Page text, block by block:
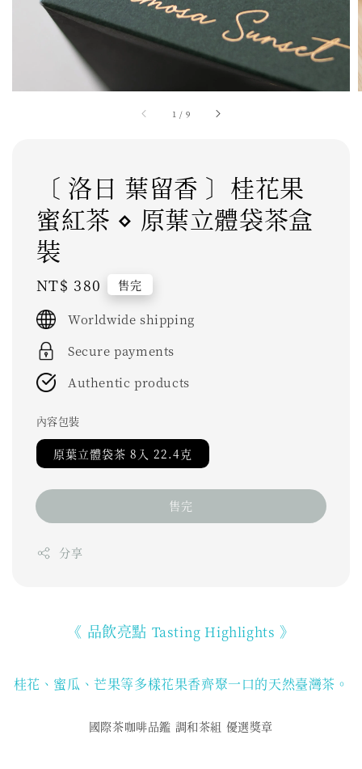
1 / 9
〔 洛日 葉留香 〕桂花果
蜜紅茶 ⋄ 原葉立體袋茶盒
裝
Regular
price
NT$ 380 售完
Worldwide shipping
Secure payments
Authentic products
內容包裝
原葉立體袋茶 8入 22.4克
售完
分享
《 品飲亮點 Tasting Highlights 》
桂花、蜜瓜、芒果等多樣花果香齊聚一口的天然臺灣茶。
國際茶咖啡品鑑 調和茶組 優選獎章